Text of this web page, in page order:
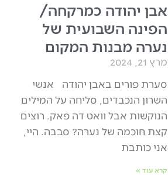
אבן יהודה כמרקחה/
הפינה השבועית של
נערה מבנות המקום
מרץ 21, 2024
סערת פורים באבן יהודה אנשי
השרון הנכבדים, סליחה על המילים
הנוקשות אבל וואט דה פאק. רוצים
קצת חוכמה של נערה? סבבה. היי,
אני כותבת
קרא עוד »